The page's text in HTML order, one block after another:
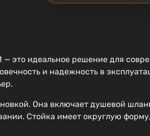
— это идеальное решение для
и надежность в
Она включает душевой
Стойка имеет округлую